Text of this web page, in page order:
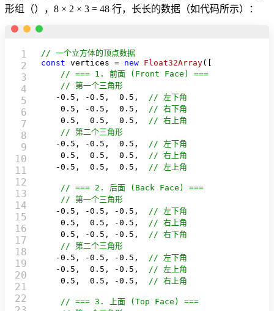
形组（），8 × 2 × 3 = 48 行，长长的数据（如代码所示）：
1
2
3
4
5
6
7
8
9
10
11
12
13
14
15
16
17
18
19
20
21
22
// 一个立方体的顶点数据
const vertices = new Float32Array([
// === 1. 前面 (Front Face) ===
// 第一个三角形
   -
0.5 , -0.5 , 0.5 ,
// 左下角
0.5 , -0.5 , 0.5 ,
// 右下角
0.5 , 0.5 , 0.5 ,
// 右上角
// 第二个三角形
   -
0.5 , -0.5 , 0.5 ,
// 左下角
0.5 , 0.5 , 0.5 ,
// 右上角
   -
0.5 , 0.5 , 0.5 , // 左上角
// === 2. 后面 (Back Face) ===
// 第一个三角形
   -
0.5 , -0.5 , -0.5 ,
// 左下角
0.5 , 0.5 , -0.5 ,
// 右上角
0.5 , -0.5 , -0.5 ,
// 右下角
// 第二个三角形
   -
0.5 , -0.5 , -0.5 ,
// 左下角
   -
0.5 , 0.5 , -0.5 ,
// 左上角
0.5 , 0.5 , -0.5 , // 右上角
// === 3. 上面 (Top Face) ===